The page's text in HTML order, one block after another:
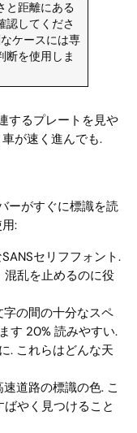
と距離にある
認してくださ
ケースには専
断を使用しま
するプレートを見や
が速く進んでも.
ーがすぐに標識を読
:
セリフフォント.
混乱を止めるのに役
字の間の十分なスペ
す 20% 読みやすい.
. これらはどんな天
道路の標識の色. こ
やく見つけること